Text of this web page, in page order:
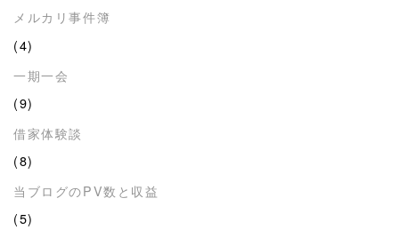
メルカリ事件簿
(4)
一期一会
(9)
借家体験談
(8)
当ブログのPV数と収益
(5)